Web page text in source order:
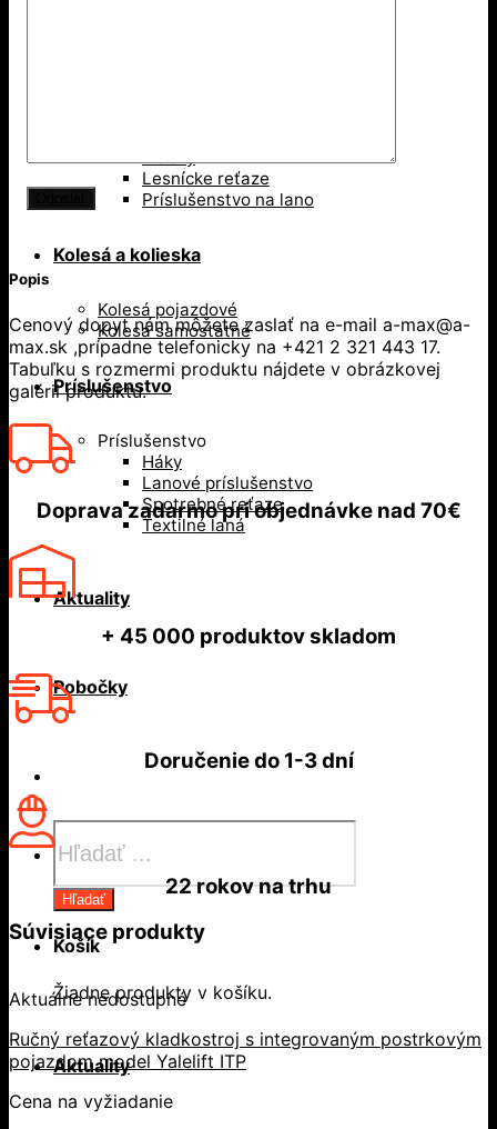
Kladky
Lesnícke reťaze
Príslušenstvo na lano
Kolesá a kolieska
Kolesá pojazdové
Kolesá samostatné
Príslušenstvo
Príslušenstvo
Háky
Lanové príslušenstvo
Spotrebné reťaze
Textilné laná
Aktuality
Pobočky
search
Hľadať
Košík
Žiadne produkty v košíku.
Aktuality
Popis
Cenový dopyt nám môžete zaslať na e-mail a-max@a-
max.sk ,prípadne telefonicky na +421 2 321 443 17.
Tabuľku s rozmermi produktu nájdete v obrázkovej
galérii produktu.
Doprava zadarmopri objednávke nad 70€
+ 45 000 produktov skladom
Doručenie do1-3 dní
22 rokovna trhu
Súvisiace produkty
Aktuálne nedostupné
Ručný reťazový kladkostroj s integrovaným postrkovým
pojazdom model Yalelift ITP
Cena na vyžiadanie